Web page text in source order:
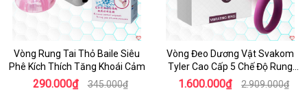
Vòng Rung Tai Thỏ Baile Siêu
Phê Kích Thích Tăng Khoái Cảm
290.000₫ 345.000₫
Vòng Đeo Dương Vật Svakom
Tyler Cao Cấp 5 Chế Độ Rung
Mạnh Mẽ Kích Thích Điểm G
1.600.000₫ 2.909.000₫